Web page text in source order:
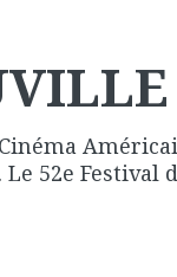
52e Festival